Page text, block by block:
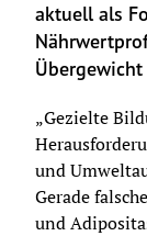
aktuell als
„Gezielte
und
Gerade
und